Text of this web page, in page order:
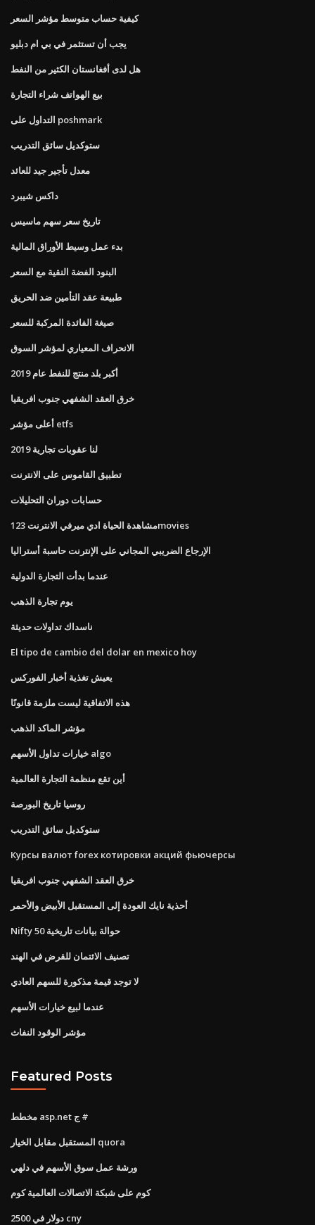
كيفية حساب متوسط ​​مؤشر السعر
يجب أن تستثمر في بي ام دبليو
هل لدى أفغانستان الكثير من النفط
بيع الهواتف شراء التجارة
التداول على poshmark
ستوكديل سائق التدريب
معدل تأجير جيد للعائد
داكس شيبرد
تاريخ سعر سهم ماسيس
بدء عمل وسيط الأوراق المالية
البنود الفضة النقية مع السعر
طبيعة عقد التأمين ضد الحريق
صيغة الفائدة المركبة للسعر
الانحراف المعياري لمؤشر السوق
أكبر بلد منتج للنفط عام 2019
خرق العقد الشفهي جنوب افريقيا
أعلى مؤشر etfs
لنا عقوبات تجارية 2019
تطبيق القاموس على الانترنت
حسابات دوران التحليلات
مشاهدة الحياة ادي ميرفي الانترنت 123movies
الإرجاع الضريبي المجاني على الإنترنت حاسبة أستراليا
عندما بدأت التجارة الدولية
يوم تجارة الذهب
ناسداك تداولات حديثة
El tipo de cambio del dolar en mexico hoy
يعيش تغذية أخبار الفوركس
هذه الاتفاقية ليست ملزمة قانونًا
مؤشر الماكد الذهب
خيارات تداول الأسهم algo
أين تقع منظمة التجارة العالمية
روسيا تاريخ البورصة
ستوكديل سائق التدريب
Курсы валют forex котировки акций фьючерсы
خرق العقد الشفهي جنوب افريقيا
أحذية نايك العودة إلى المستقبل الأبيض والأحمر
Nifty 50 حوالة بيانات تاريخية
تصنيف الائتمان للقرض في الهند
لا توجد قيمة مذكورة للسهم العادي
عندما لبيع خيارات الأسهم
مؤشر الوقود النفاث
Featured Posts
مخطط asp.net ج #
المستقبل مقابل الخيار quora
ورشة عمل سوق الأسهم في دلهي
كوم على شبكة الاتصالات العالمية كوم
2500 دولار في cny